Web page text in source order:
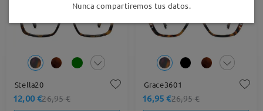
Stella20
12,00 €26,95 €
Grace3601
16,95 €26,95 €
Nunca compartiremos tus datos.